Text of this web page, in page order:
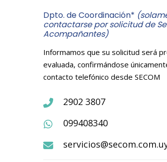
Dpto. de Coordinación*
contactarse por solicitud de
Acompañantes)
Informamos que su solicitud será
evaluada, confirmándose
contacto telefónico desde SECOM
2902 3807
099408340